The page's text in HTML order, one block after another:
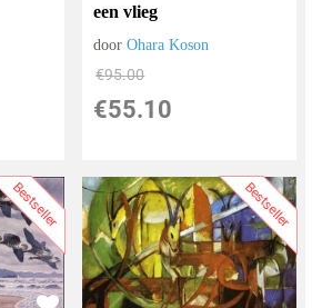
een vlieg
doorOhara Koson
€95.00
€55.10
Bestseller Bestseller